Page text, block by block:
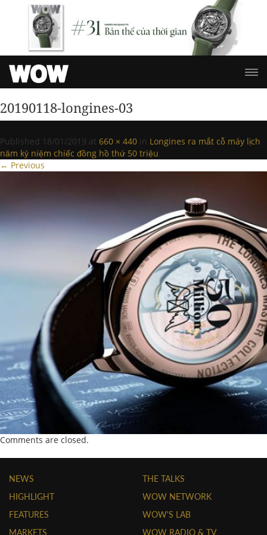
20190118-longines-03
Published 18/01/2019 at 660 × 440 in Longines ra mắt cỗ máy lịch
năm kỷ niệm chiếc đồng hồ thứ 50 triệu.
← Previous
Comments are closed.
NEWS
HIGHLIGHT
FEATURES
MARKETS
THE TALKS
WOW NETWORK
WOW'S LAB
WOW RADIO & TV